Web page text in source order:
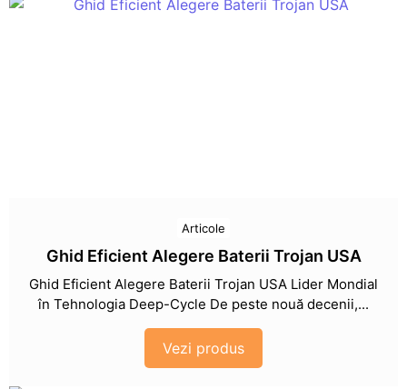
Articole
Ghid Eficient Alegere Baterii Trojan USA
Ghid Eficient Alegere Baterii Trojan USA Lider Mondial
în Tehnologia Deep-Cycle De peste nouă decenii,...
Vezi produs